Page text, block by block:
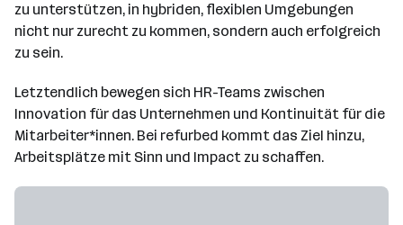
zu unterstützen, in hybriden, flexiblen Umgebungen
nicht nur zurecht zu kommen, sondern auch erfolgreich
zu sein.
Letztendlich bewegen sich HR-Teams zwischen
Innovation für das Unternehmen und Kontinuität für die
Mitarbeiter*innen. Bei refurbed kommt das Ziel hinzu,
Arbeitsplätze mit Sinn und Impact zu schaffen.